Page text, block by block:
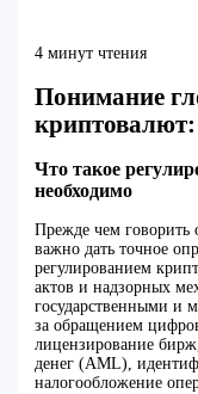
4 минут чтения
Понимание
Что такое
необходимо
Прежде чем говорить
важно дать точное
регулированием
актов и надзорных
государственными и
за обращением
лицензирование
денег (AML),
налогообложение